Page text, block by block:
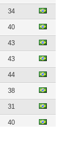
34
40
43
43
44
38
31
40